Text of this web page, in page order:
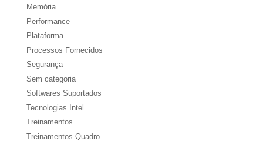
Memória
Performance
Plataforma
Processos Fornecidos
Segurança
Sem categoria
Softwares Suportados
Tecnologias Intel
Treinamentos
Treinamentos Quadro